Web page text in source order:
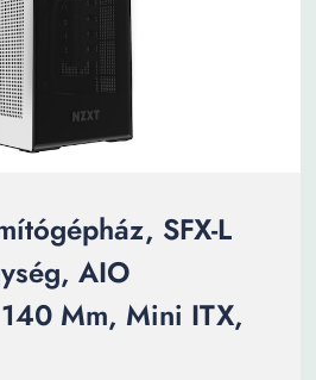
SFX-L
AIO
Mm, Mini ITX,